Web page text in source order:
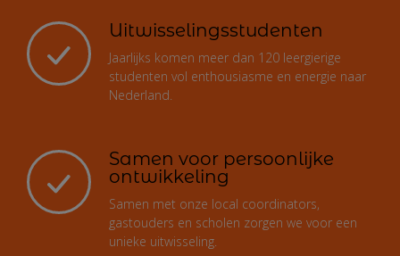
Uitwisselingsstudenten
Jaarlijks komen meer dan 120 leergierige
studenten vol enthousiasme en energie naar
Nederland.
Samen voor persoonlijke
ontwikkeling
Samen met onze local coordinators,
gastouders en scholen zorgen we voor een
unieke uitwisseling.